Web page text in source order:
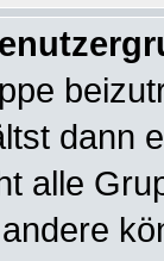
dann
alle